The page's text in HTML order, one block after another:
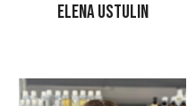
ELENA USTULIN